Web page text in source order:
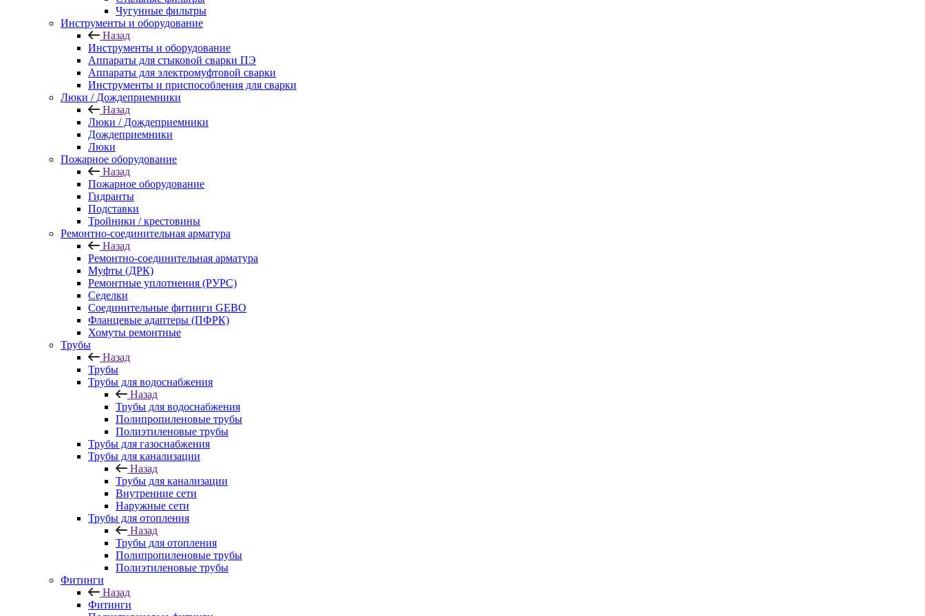
Чугунные фильтры
Инструменты и оборудование
Назад
Инструменты и оборудование
Аппараты для стыковой сварки ПЭ
Аппараты для электромуфтовой сварки
Инструменты и приспособления для сварки
Люки / Дождеприемники
Назад
Люки / Дождеприемники
Дождеприемники
Люки
Пожарное оборудование
Назад
Пожарное оборудование
Гидранты
Подставки
Тройники / крестовины
Ремонтно-соединительная арматура
Назад
Ремонтно-соединительная арматура
Муфты (ДРК)
Ремонтные уплотнения (РУРС)
Седелки
Соединительные фитинги GEBO
Фланцевые адаптеры (ПФРК)
Хомуты ремонтные
Трубы
Назад
Трубы
Трубы для водоснабжения
Назад
Трубы для водоснабжения
Полипропиленовые трубы
Полиэтиленовые трубы
Трубы для газоснабжения
Трубы для канализации
Назад
Трубы для канализации
Внутренние сети
Наружные сети
Трубы для отопления
Назад
Трубы для отопления
Полипропиленовые трубы
Полиэтиленовые трубы
Фитинги
Назад
Фитинги